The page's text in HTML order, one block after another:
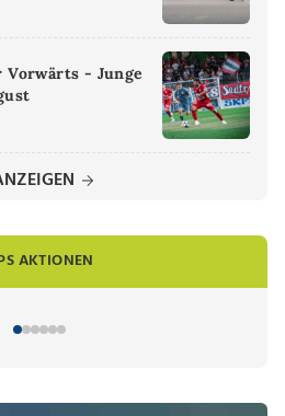
Vorwärts - Junge
AKTIONEN